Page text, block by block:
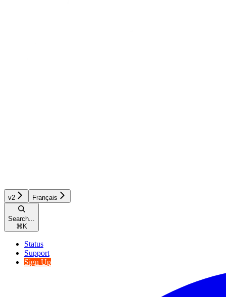
v2 Français
Search...
⌘ K
Status
Support
Sign Up